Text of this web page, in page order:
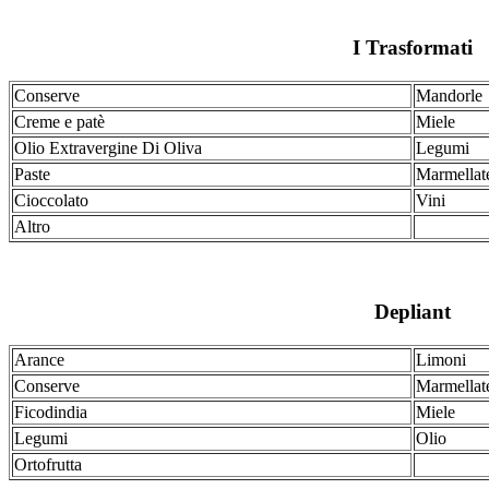
I Trasformati
Conserve
Mandorle
Creme e patè
Miele
Olio Extravergine Di Oliva
Legumi
Paste
Cioccolato
Vini
Altro
Depliant
Arance
Limoni
Conserve
Ficodindia
Miele
Legumi
Olio
Ortofrutta